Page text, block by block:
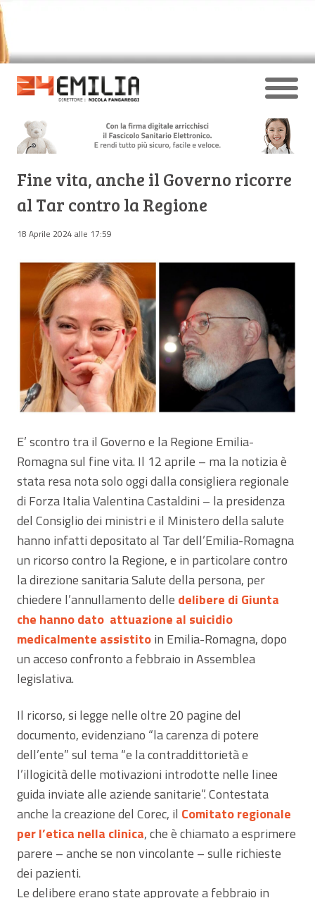
Fine vita, anche il Governo ricorre
al Tar contro la Regione
18 Aprile 2024 alle 17:59
E’ scontro tra il Governo e la Regione Emilia-
Romagna sul fine vita. Il 12 aprile – ma la notizia è
stata resa nota solo oggi dalla consigliera regionale
di Forza Italia Valentina Castaldini – la presidenza
del Consiglio dei ministri e il Ministero della salute
hanno infatti depositato al Tar dell’Emilia-Romagna
un ricorso contro la Regione, e in particolare contro
la direzione sanitaria Salute della persona, per
chiedere l’annullamento delle delibere di Giunta
che hanno dato attuazione al suicidio
medicalmente assistitoin Emilia-Romagna, dopo
un acceso confronto a febbraio in Assemblea
legislativa.
Il ricorso, si legge nelle oltre 20 pagine del
documento, evidenziano “la carenza di potere
dell’ente” sul tema “e la contraddittorietà e
l’illogicità delle motivazioni introdotte nelle linee
guida inviate alle aziende sanitarie”. Contestata
anche la creazione del Corec, il Comitato regionale
per l’etica nella clinica, che è chiamato a esprimere
parere – anche se non vincolante – sulle richieste
dei pazienti.
Le delibere erano state approvate a febbraio in